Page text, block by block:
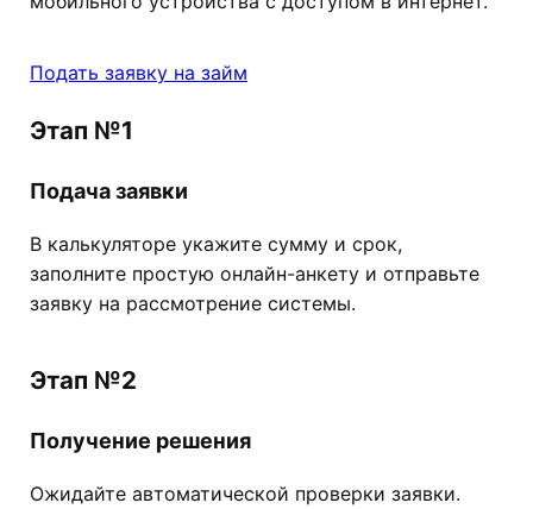
Подать заявку на займ
Этап №1
Подача заявки
В калькуляторе укажите сумму и срок,
заполните простую онлайн-анкету и отправьте
заявку на рассмотрение системы.
Этап №2
Получение решения
Ожидайте автоматической проверки заявки.